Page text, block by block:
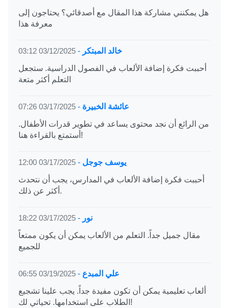
هل يمكنني مشاركة هذا المقال مع أصدقائي؟ يحتاجون إلى
معرفة هذا
خالد المبتكر -
03/12/2025 03:12
أحببت فكرة إضافة الألعاب في الفصول الدراسية. ستجعل
التعلم أكثر متعة
عائشة الخبيرة -
03/17/2025 07:26
من الرائع أن نجد محتوى يساعد في تطوير قدرات الأطفال.
أستمتع بالقراءة هنا!
يوسف جوجل -
03/17/2025 12:00
أحببت فكرة إضافة الألعاب في المدارس، يجب أن نتحدث
أكثر عن ذلك.
نور -
03/17/2025 18:22
مقال جميل جداً. التعلم من الألعاب يمكن أن يكون ممتعاً
للجميع
علي المبدع -
03/19/2025 06:55
ألعاب تعليمية يمكن أن تكون مفيدة جداً. يجب علينا تشجيع
الطلاب على استخدامها. تحياتي لك!